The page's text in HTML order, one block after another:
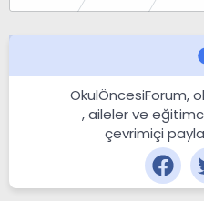
OkulÖncesiForum,
, aileler ve
çevrimiçi